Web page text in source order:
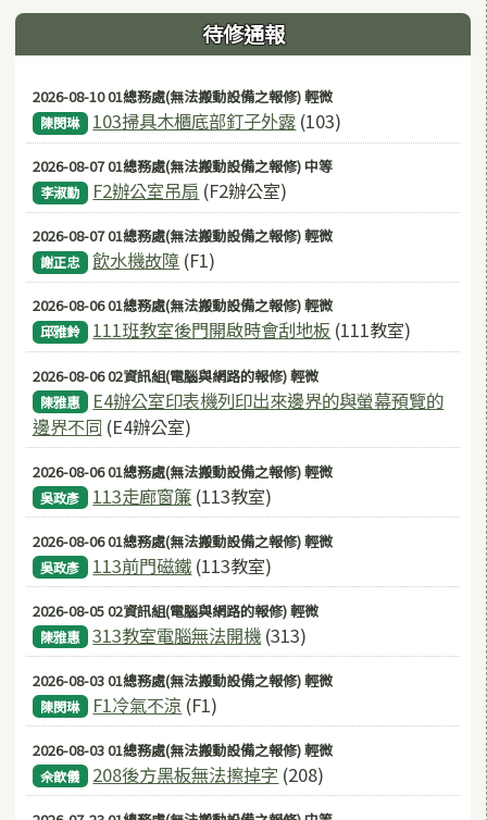
待修通報
2026-08-10 01總務處(無法搬動設備之報修) 輕微
陳閔琳 103掃具木櫃底部釘子外露 (103)
2026-08-07 01總務處(無法搬動設備之報修) 中等
李淑勤 F2辦公室吊扇 (F2辦公室)
2026-08-07 01總務處(無法搬動設備之報修) 輕微
謝正忠 飲水機故障 (F1)
2026-08-06 01總務處(無法搬動設備之報修) 輕微
邱雅鈴 111班教室後門開啟時會刮地板 (111教室)
2026-08-06 02資訊組(電腦與網路的報修) 輕微
陳雅惠
E4辦公室印表機列印出來邊界的與螢幕預覽的
邊界不同 (E4辦公室)
2026-08-06 01總務處(無法搬動設備之報修) 輕微
吳政彥 113走廊窗簾 (113教室)
2026-08-06 01總務處(無法搬動設備之報修) 輕微
吳政彥 113前門磁鐵 (113教室)
2026-08-05 02資訊組(電腦與網路的報修) 輕微
陳雅惠 313教室電腦無法開機 (313)
2026-08-03 01總務處(無法搬動設備之報修) 輕微
陳閔琳 F1冷氣不涼 (F1)
2026-08-03 01總務處(無法搬動設備之報修) 輕微
佘歆儀 208後方黑板無法擦掉字 (208)